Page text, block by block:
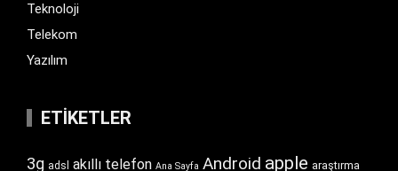
Teknoloji
Telekom
Yazılım
ETIKETLER
3g adsl akıllı telefon Ana Sayfa Android apple araştırma